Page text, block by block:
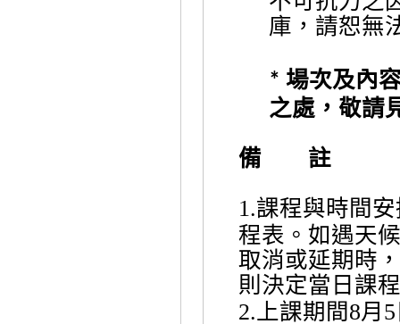
庫，請恕無
* 場次及內
之處，敬請
備 註
1.課程與時間
程表。如遇天
取消或延期時
則決定當日課
2.上課期間8月 5